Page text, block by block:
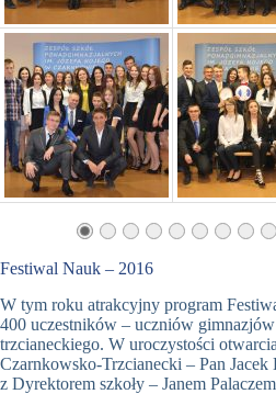
Festiwal Nauk – 2016
W tym roku atrakcyjny program
400 uczestników – uczniów
trzcianeckiego. W uroczystości
Czarnkowsko-Trzcianecki – Pan
z Dyrektorem szkoły – Janem